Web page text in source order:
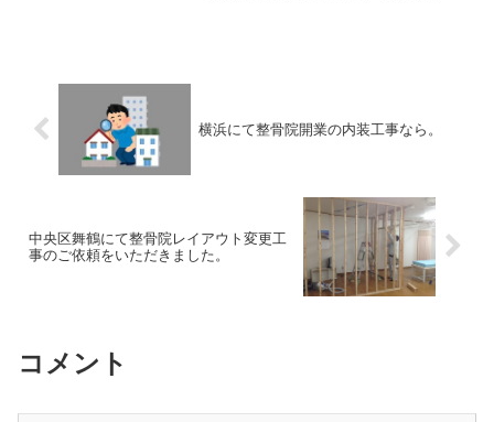
横浜にて整骨院開業の内装工事なら。
中央区舞鶴にて整骨院レイアウト変更工
事のご依頼をいただきました。
コメント